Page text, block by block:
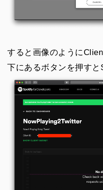
すると画像のように
下にあるボタンを押す